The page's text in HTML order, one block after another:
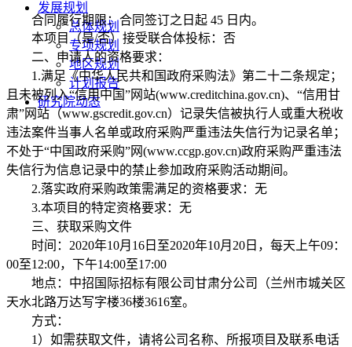
发展规划
总体规划
专项规划
地区规划
计划报告
研究院动态
合同履行期限：合同签订之日起 45 日内。
本项目（是/否）接受联合体投标：否
二、申请人的资格要求：
1.满足《中华人民共和国政府采购法》第二十二条规定；
且未被列入“信用中国”网站(www.creditchina.gov.cn)、“信用甘
肃”网站（www.gscredit.gov.cn）记录失信被执行人或重大税收
违法案件当事人名单或政府采购严重违法失信行为记录名单；
不处于“中国政府采购”网(www.ccgp.gov.cn)政府采购严重违法
失信行为信息记录中的禁止参加政府采购活动期间。
2.落实政府采购政策需满足的资格要求：无
3.本项目的特定资格要求：无
三、获取采购文件
时间： 2020年10月 16 日至2020年10月 20 日，每天上午09：
00至12:00，下午14:00至17:00
地点：中招国际招标有限公司甘肃分公司（兰州市城关区
天水北路万达写字楼36楼3616室。
方式：
1 ）如需获取文件，请将公司名称、所报项目及联系电话